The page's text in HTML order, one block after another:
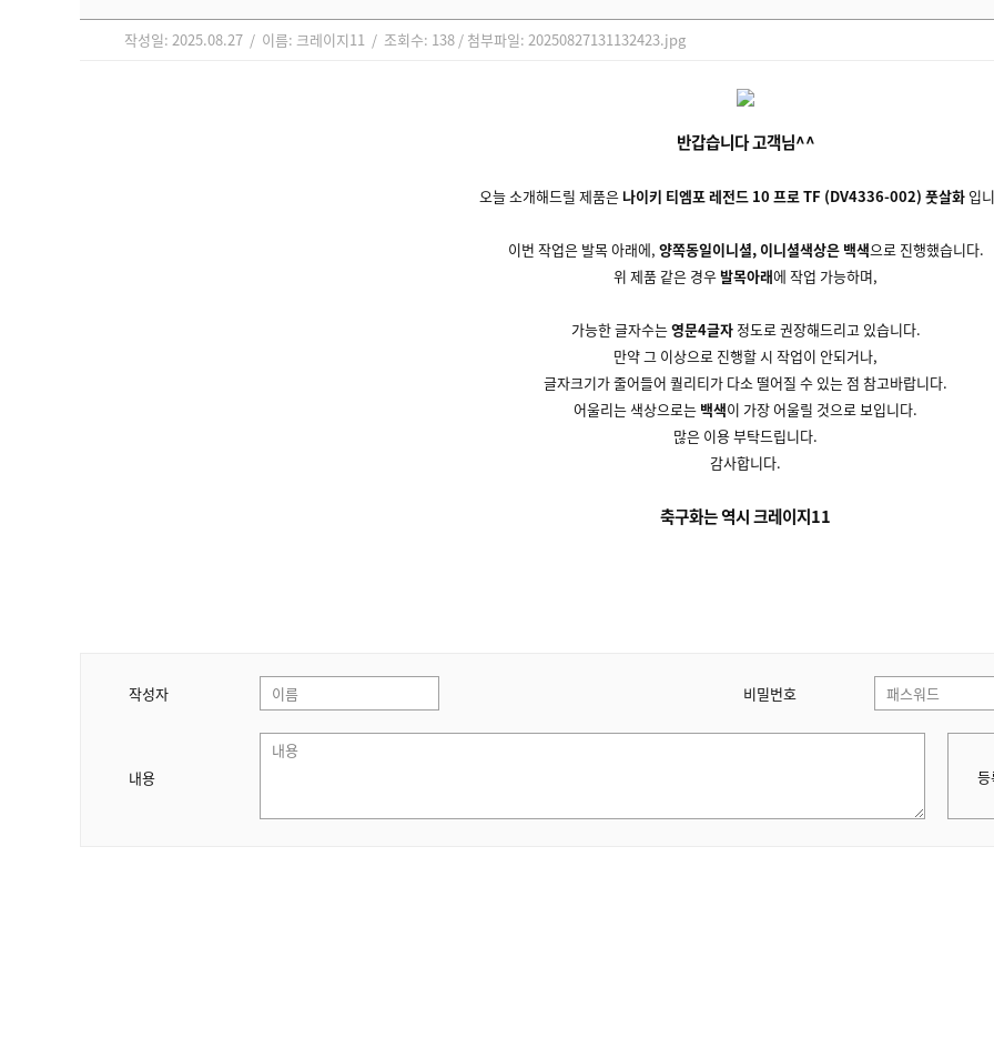
작성일: 2025.08.27 / 이름: 크레이지11 / 조회수: 138 / 첨부파일: 20250827131132423.jpg
반갑습니다 고객님^^
오늘 소개해드릴 제품은 나이키 티엠포 레전드 10 프로 TF (DV4336-002) 풋살화입
이번 작업은 발목 아래에, 양쪽동일이니셜, 이니셜색상은 백색으로 진행했습니다.
위 제품 같은 경우 발목아래에 작업 가능하며,
가능한 글자수는영문4글자 정도로 권장해드리고 있습니다.
만약 그 이상으로 진행할 시 작업이 안되거나,
글자크기가 줄어들어 퀄리티가 다소 떨어질 수 있는 점 참고바랍니다.
어울리는 색상으로는 백색이 가장 어울릴 것으로 보입니다.
많은 이용 부탁드립니다.
감사합니다.
축구화는 역시 크레이지11
작성자 비밀번호
내용